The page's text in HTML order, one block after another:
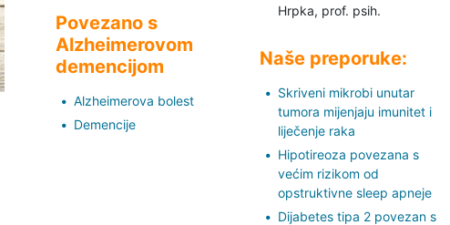
Povezano s
Alzheimerovom
demencijom
Alzheimerova bolest
Demencije
Hrpka, prof. psih.
Naše preporuke:
Skriveni mikrobi unutar
tumora mijenjaju imunitet i
liječenje raka
Hipotireoza povezana s
većim rizikom od
opstruktivne sleep apneje
Dijabetes tipa 2 povezan s